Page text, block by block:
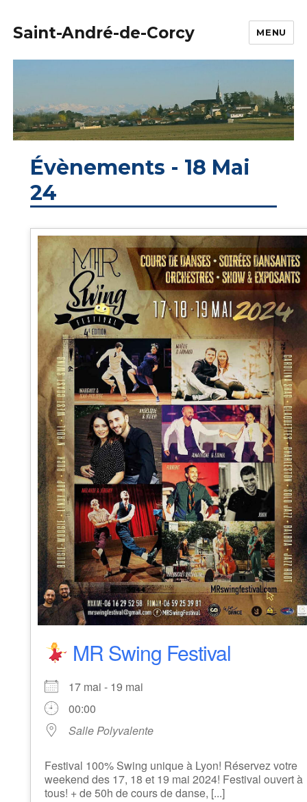
Saint-André-de-Corcy MENU
Évènements - 18 Mai
24
MR Swing Festival
17 mai - 19 mai
00:00
Salle Polyvalente
Festival 100% Swing unique à Lyon! Réservez votre
weekend des 17, 18 et 19 mai 2024! Festival ouvert à
tous! + de 50h de cours de danse, [...]